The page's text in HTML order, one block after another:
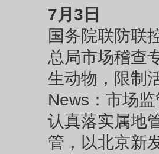
7月3日
国务院联防联
总局市场稽查
生动物，限制
News：市场
认真落实属地
管，以北京新